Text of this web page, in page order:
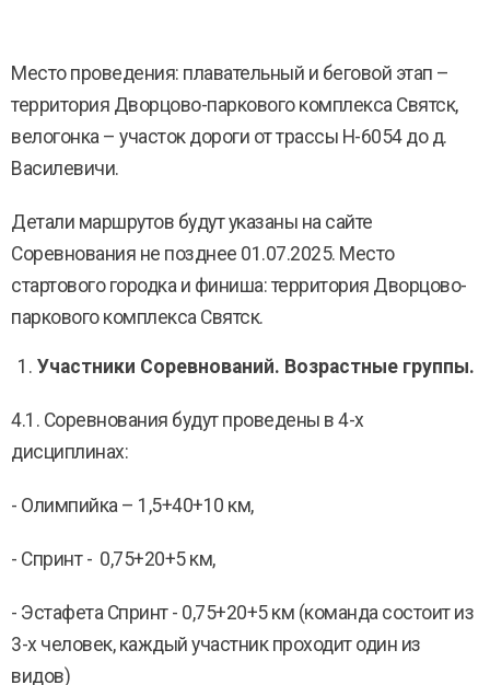
Место проведения: плавательный и беговой этап –
территория Дворцово-паркового комплекса Святск,
велогонка – участок дороги от трассы H-6054 до д.
Василевичи.
Детали маршрутов будут указаны на сайте
Соревнования не позднее 01.07.2025. Место
стартового городка и финиша: территория Дворцово-
паркового комплекса Святск.
Участники Соревнований. Возрастные группы.
4.1. Соревнования будут проведены в 4-х
дисциплинах:
- Олимпийка – 1,5+40+10 км,
- Спринт - 0,75+20+5 км,
- Эстафета Спринт - 0,75+20+5 км (команда состоит из
3-х человек, каждый участник проходит один из
видов)